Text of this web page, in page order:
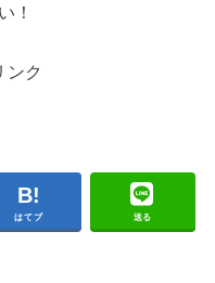
！
ンク
はてブ 送る